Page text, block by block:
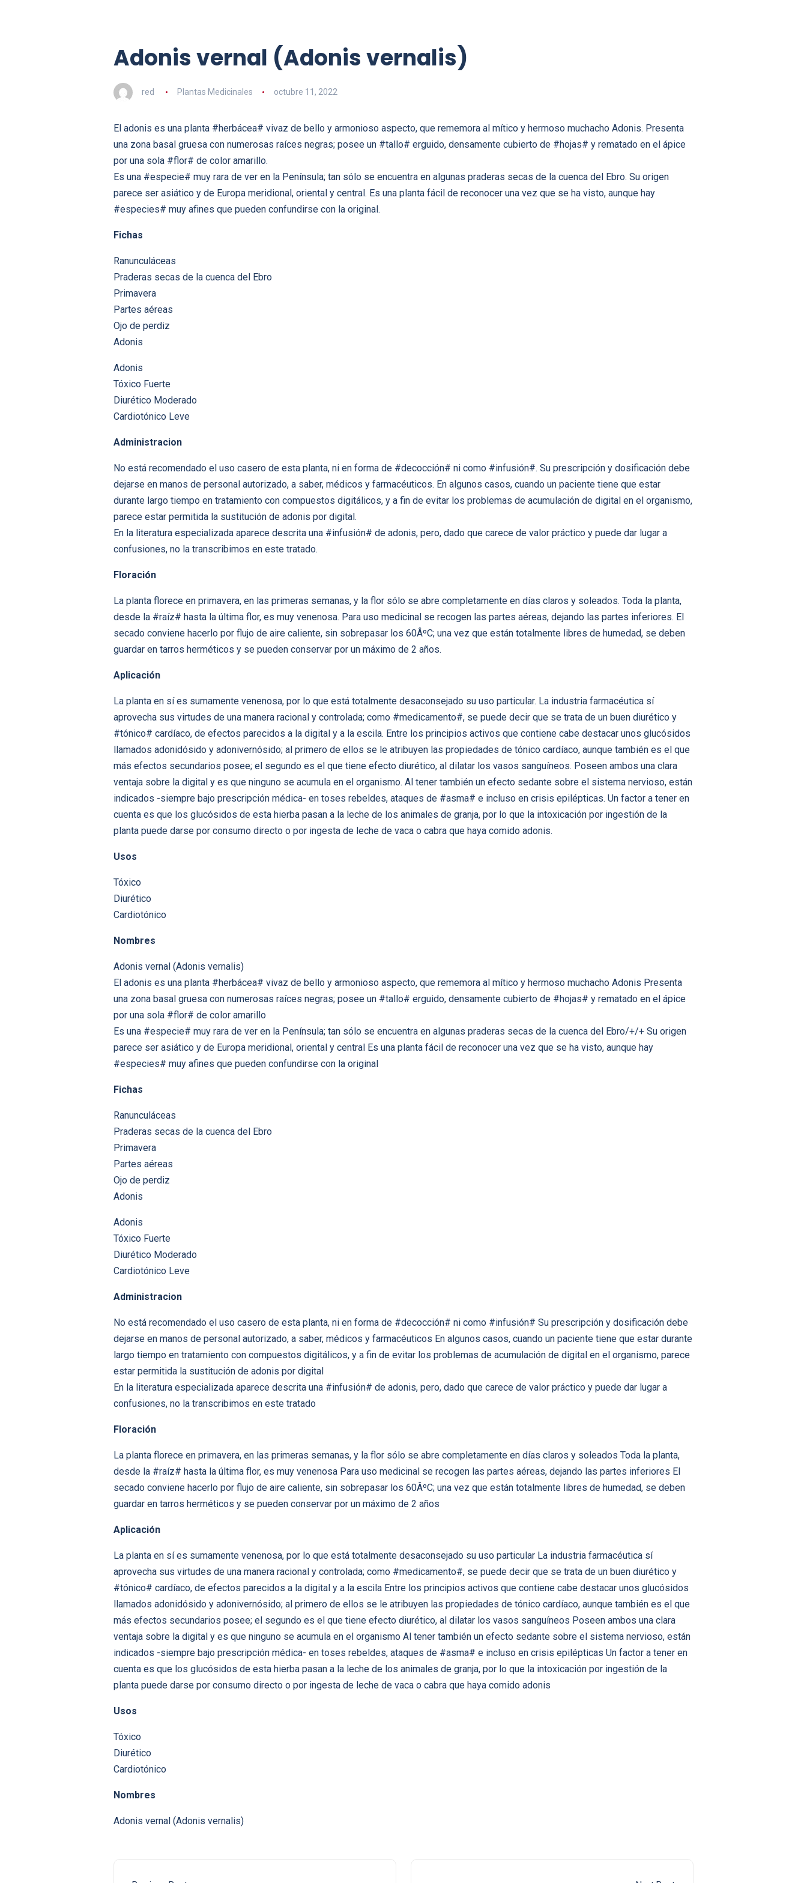
Adonis vernal (Adonis vernalis)
red Plantas Medicinales octubre 11, 2022
El adonis es una planta #herbácea# vivaz de bello y armonioso aspecto, que rememora al mítico y hermoso muchacho Adonis. Presenta
una zona basal gruesa con numerosas raíces negras; posee un #tallo# erguido, densamente cubierto de #hojas# y rematado en el ápice
por una sola #flor# de color amarillo.
Es una #especie# muy rara de ver en la Península; tan sólo se encuentra en algunas praderas secas de la cuenca del Ebro. Su origen
parece ser asiático y de Europa meridional, oriental y central. Es una planta fácil de reconocer una vez que se ha visto, aunque hay
#especies# muy afines que pueden confundirse con la original.
Fichas
Ranunculáceas
Praderas secas de la cuenca del Ebro
Primavera
Partes aéreas
Ojo de perdiz
Adonis
Adonis
Tóxico Fuerte
Diurético Moderado
Cardiotónico Leve
Administracion
No está recomendado el uso casero de esta planta, ni en forma de #decocción# ni como #infusión#. Su prescripción y dosificación debe
dejarse en manos de personal autorizado, a saber, médicos y farmacéuticos. En algunos casos, cuando un paciente tiene que estar
durante largo tiempo en tratamiento con compuestos digitálicos, y a fin de evitar los problemas de acumulación de digital en el organismo,
parece estar permitida la sustitución de adonis por digital.
En la literatura especializada aparece descrita una #infusión# de adonis, pero, dado que carece de valor práctico y puede dar lugar a
confusiones, no la transcribimos en este tratado.
Floración
La planta florece en primavera, en las primeras semanas, y la flor sólo se abre completamente en días claros y soleados. Toda la planta,
desde la #raíz# hasta la última flor, es muy venenosa. Para uso medicinal se recogen las partes aéreas, dejando las partes inferiores. El
secado conviene hacerlo por flujo de aire caliente, sin sobrepasar los 60ÂºC; una vez que están totalmente libres de humedad, se deben
guardar en tarros herméticos y se pueden conservar por un máximo de 2 años.
Aplicación
La planta en sí es sumamente venenosa, por lo que está totalmente desaconsejado su uso particular. La industria farmacéutica sí
aprovecha sus virtudes de una manera racional y controlada; como #medicamento#, se puede decir que se trata de un buen diurético y
#tónico# cardíaco, de efectos parecidos a la digital y a la escila. Entre los principios activos que contiene cabe destacar unos glucósidos
llamados adonidósido y adonivernósido; al primero de ellos se le atribuyen las propiedades de tónico cardíaco, aunque también es el que
más efectos secundarios posee; el segundo es el que tiene efecto diurético, al dilatar los vasos sanguíneos. Poseen ambos una clara
ventaja sobre la digital y es que ninguno se acumula en el organismo. Al tener también un efecto sedante sobre el sistema nervioso, están
indicados -siempre bajo prescripción médica- en toses rebeldes, ataques de #asma# e incluso en crisis epilépticas. Un factor a tener en
cuenta es que los glucósidos de esta hierba pasan a la leche de los animales de granja, por lo que la intoxicación por ingestión de la
planta puede darse por consumo directo o por ingesta de leche de vaca o cabra que haya comido adonis.
Usos
Tóxico
Diurético
Cardiotónico
Nombres
Adonis vernal (Adonis vernalis)
El adonis es una planta #herbácea# vivaz de bello y armonioso aspecto, que rememora al mítico y hermoso muchacho Adonis Presenta
una zona basal gruesa con numerosas raíces negras; posee un #tallo# erguido, densamente cubierto de #hojas# y rematado en el ápice
por una sola #flor# de color amarillo
Es una #especie# muy rara de ver en la Península; tan sólo se encuentra en algunas praderas secas de la cuenca del Ebro/+/+ Su origen
parece ser asiático y de Europa meridional, oriental y central Es una planta fácil de reconocer una vez que se ha visto, aunque hay
#especies# muy afines que pueden confundirse con la original
Fichas
Ranunculáceas
Praderas secas de la cuenca del Ebro
Primavera
Partes aéreas
Ojo de perdiz
Adonis
Adonis
Tóxico Fuerte
Diurético Moderado
Cardiotónico Leve
Administracion
No está recomendado el uso casero de esta planta, ni en forma de #decocción# ni como #infusión# Su prescripción y dosificación debe
dejarse en manos de personal autorizado, a saber, médicos y farmacéuticos En algunos casos, cuando un paciente tiene que estar durante
largo tiempo en tratamiento con compuestos digitálicos, y a fin de evitar los problemas de acumulación de digital en el organismo, parece
estar permitida la sustitución de adonis por digital
En la literatura especializada aparece descrita una #infusión# de adonis, pero, dado que carece de valor práctico y puede dar lugar a
confusiones, no la transcribimos en este tratado
Floración
La planta florece en primavera, en las primeras semanas, y la flor sólo se abre completamente en días claros y soleados Toda la planta,
desde la #raíz# hasta la última flor, es muy venenosa Para uso medicinal se recogen las partes aéreas, dejando las partes inferiores El
secado conviene hacerlo por flujo de aire caliente, sin sobrepasar los 60ÂºC; una vez que están totalmente libres de humedad, se deben
guardar en tarros herméticos y se pueden conservar por un máximo de 2 años
Aplicación
La planta en sí es sumamente venenosa, por lo que está totalmente desaconsejado su uso particular La industria farmacéutica sí
aprovecha sus virtudes de una manera racional y controlada; como #medicamento#, se puede decir que se trata de un buen diurético y
#tónico# cardíaco, de efectos parecidos a la digital y a la escila Entre los principios activos que contiene cabe destacar unos glucósidos
llamados adonidósido y adonivernósido; al primero de ellos se le atribuyen las propiedades de tónico cardíaco, aunque también es el que
más efectos secundarios posee; el segundo es el que tiene efecto diurético, al dilatar los vasos sanguíneos Poseen ambos una clara
ventaja sobre la digital y es que ninguno se acumula en el organismo Al tener también un efecto sedante sobre el sistema nervioso, están
indicados -siempre bajo prescripción médica- en toses rebeldes, ataques de #asma# e incluso en crisis epilépticas Un factor a tener en
cuenta es que los glucósidos de esta hierba pasan a la leche de los animales de granja, por lo que la intoxicación por ingestión de la
planta puede darse por consumo directo o por ingesta de leche de vaca o cabra que haya comido adonis
Usos
Tóxico
Diurético
Cardiotónico
Nombres
Adonis vernal (Adonis vernalis)